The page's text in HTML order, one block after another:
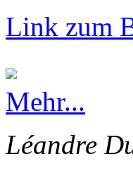
Link zum
Mehr...
Léandre